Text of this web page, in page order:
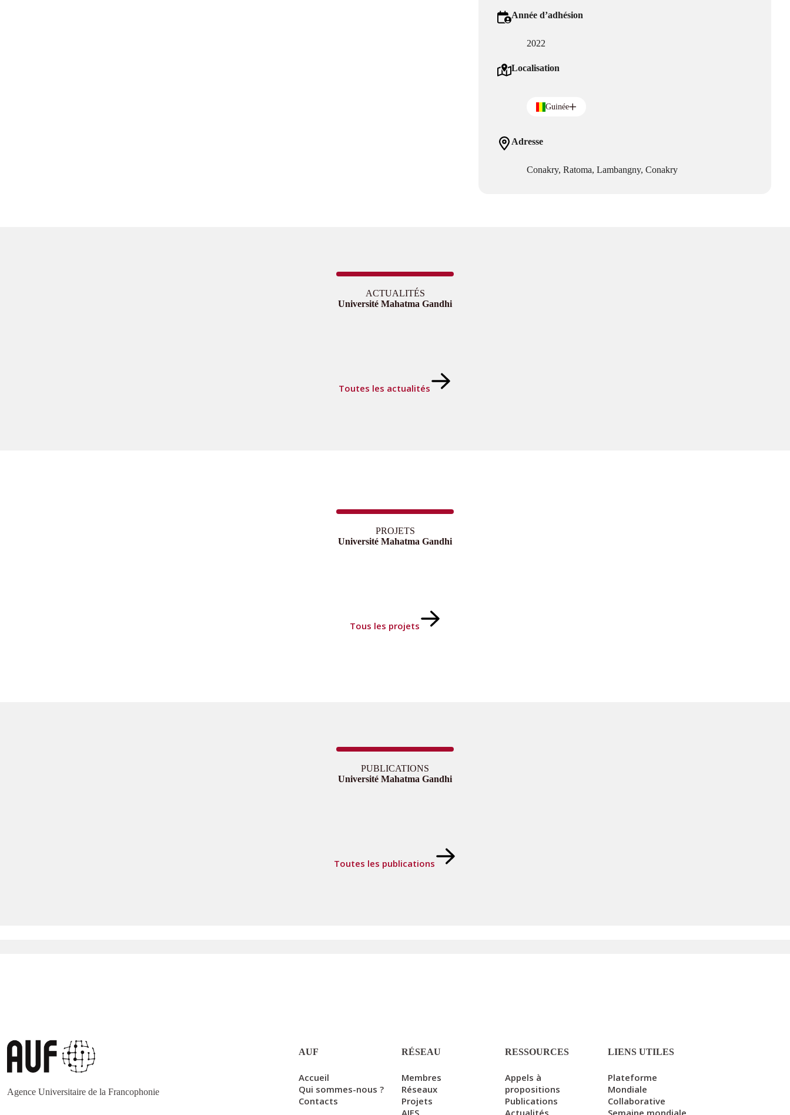
Année d’adhésion
2022
Localisation
Guinée
Adresse
Conakry, Ratoma, Lambangny, Conakry
ACTUALITÉS
Université Mahatma Gandhi
Toutes les actualités
PROJETS
Université Mahatma Gandhi
Tous les projets
PUBLICATIONS
Université Mahatma Gandhi
Toutes les publications
Agence Universitaire de la Francophonie
AUF
Accueil
Qui sommes-nous ?
Contacts
RÉSEAU
Membres
Réseaux
Projets
AIFS
RESSOURCES
Appels à
propositions
Publications
Actualités
LIENS UTILES
Plateforme
Mondiale
Collaborative
Semaine mondiale